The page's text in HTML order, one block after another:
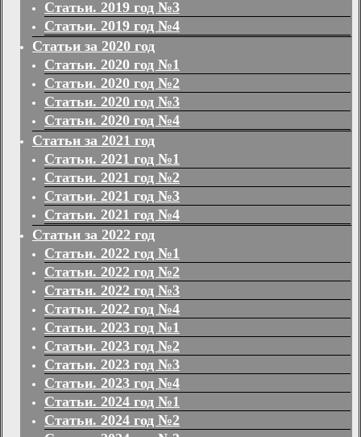
Статьи. 2019 год №3
Статьи. 2019 год №4
Статьи за 2020 год
Статьи. 2020 год №1
Статьи. 2020 год №2
Статьи. 2020 год №3
Статьи. 2020 год №4
Статьи за 2021 год
Статьи. 2021 год №1
Статьи. 2021 год №2
Статьи. 2021 год №3
Статьи. 2021 год №4
Статьи за 2022 год
Статьи. 2022 год №1
Статьи. 2022 год №2
Статьи. 2022 год №3
Статьи. 2022 год №4
Статьи. 2023 год №1
Статьи. 2023 год №2
Статьи. 2023 год №3
Статьи. 2023 год №4
Статьи. 2024 год №1
Статьи. 2024 год №2